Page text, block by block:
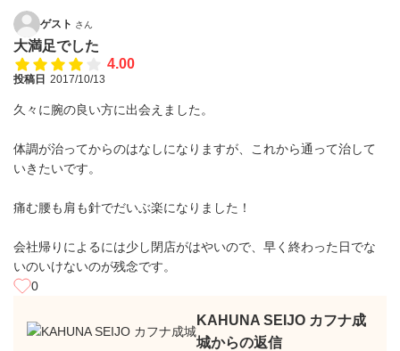
ゲスト さん
大満足でした
4.00
投稿日 2017/10/13
久々に腕の良い方に出会えました。
体調が治ってからのはなしになりますが、これから通って治して
いきたいです。
痛む腰も肩も針でだいぶ楽になりました！
会社帰りによるには少し閉店がはやいので、早く終わった日でな
いのいけないのが残念です。
0
KAHUNA SEIJO カフナ成
城からの返信